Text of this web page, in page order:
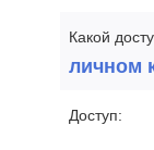
Какой
личном
Доступ: